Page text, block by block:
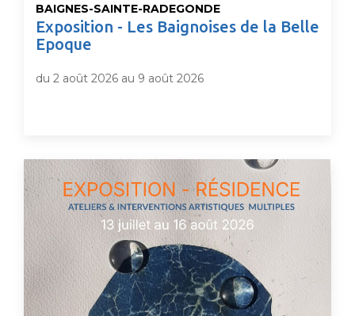
BAIGNES-SAINTE-RADEGONDE
Exposition - Les Baignoises de la Belle
Epoque
du 2 août 2026 au 9 août 2026